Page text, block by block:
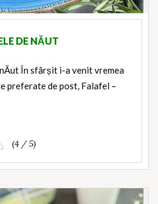
DE NĂUT
În sfârșit i-a venit vremea
preferate de post, Falafel –
(4 / 5)